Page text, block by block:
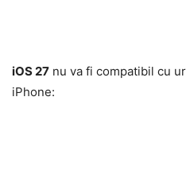
iOS 27 nu va fi compatibil cu
iPhone: